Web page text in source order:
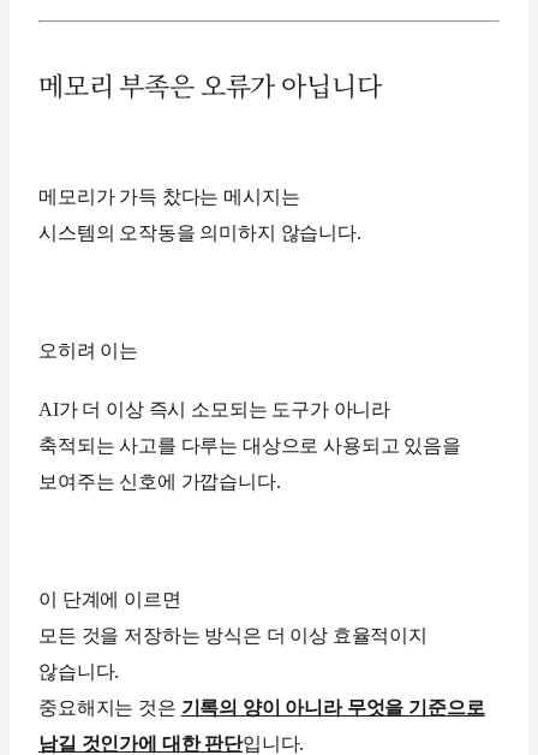
메모리 부족은 오류가 아닙니다
메모리가 가득 찼다는 메시지는
시스템의 오작동을 의미하지 않습니다.
오히려 이는
AI가 더 이상 즉시 소모되는 도구가 아니라
축적되는 사고를 다루는 대상으로 사용되고 있음을
보여주는 신호에 가깝습니다.
이 단계에 이르면
모든 것을 저장하는 방식은 더 이상 효율적이지
않습니다.
중요해지는 것은 기록의 양이 아니라 무엇을 기준으로
남길 것인가에 대한 판단입니다.